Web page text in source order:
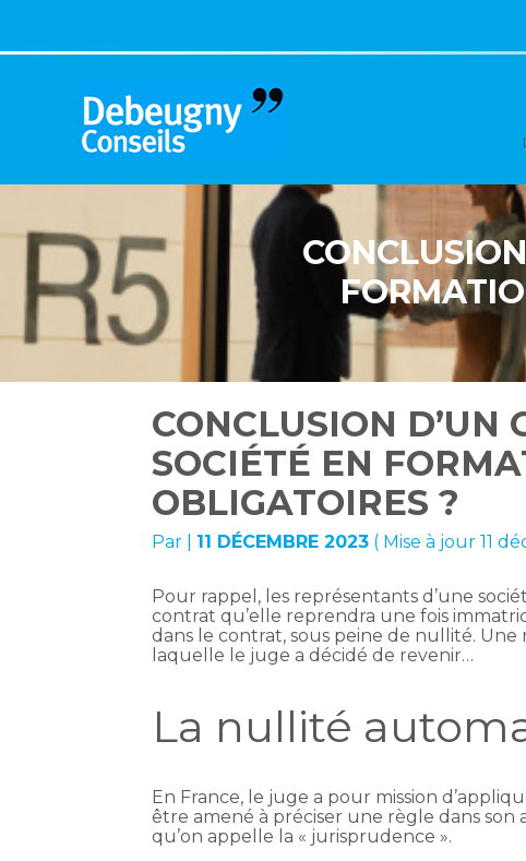
au
CONCLUSION D’UN
SOCIÉTÉ EN
OBLIGATOIRES ?
Par 11 DÉCEMBRE 2023 ( Mise à jour 11
Pour rappel, les représentants d’une
contrat qu’elle reprendra une fois
dans le contrat, sous peine de nullité.
laquelle le juge a décidé de revenir…
La nullité
En France, le juge a pour mission
être amené à préciser une règle dans son
qu’on appelle la « jurisprudence ».